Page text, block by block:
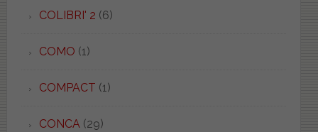
COLIBRI' 2 (6)
COMO (1)
COMPACT (1)
CONCA (29)